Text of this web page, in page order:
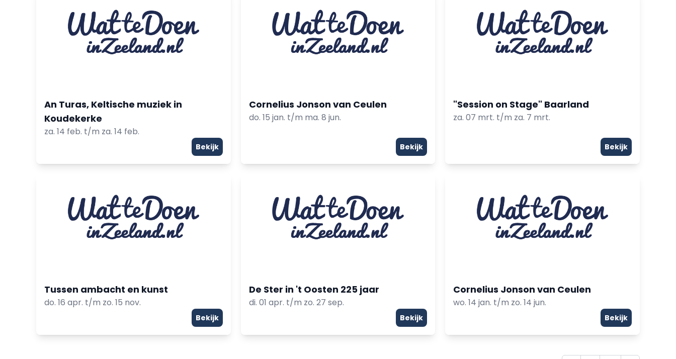
An Turas, Keltische muziek in
Koudekerke
za. 14 feb. t/m za. 14 feb.
Bekijk
Cornelius Jonson van Ceulen
do. 15 jan. t/m ma. 8 jun.
Bekijk
"Session on Stage" Baarland
za. 07 mrt. t/m za. 7 mrt.
Bekijk
Tussen ambacht en kunst
do. 16 apr. t/m zo. 15 nov.
Bekijk
De Ster in 't Oosten 225 jaar
di. 01 apr. t/m zo. 27 sep.
Bekijk
Cornelius Jonson van Ceulen
wo. 14 jan. t/m zo. 14 jun.
Bekijk